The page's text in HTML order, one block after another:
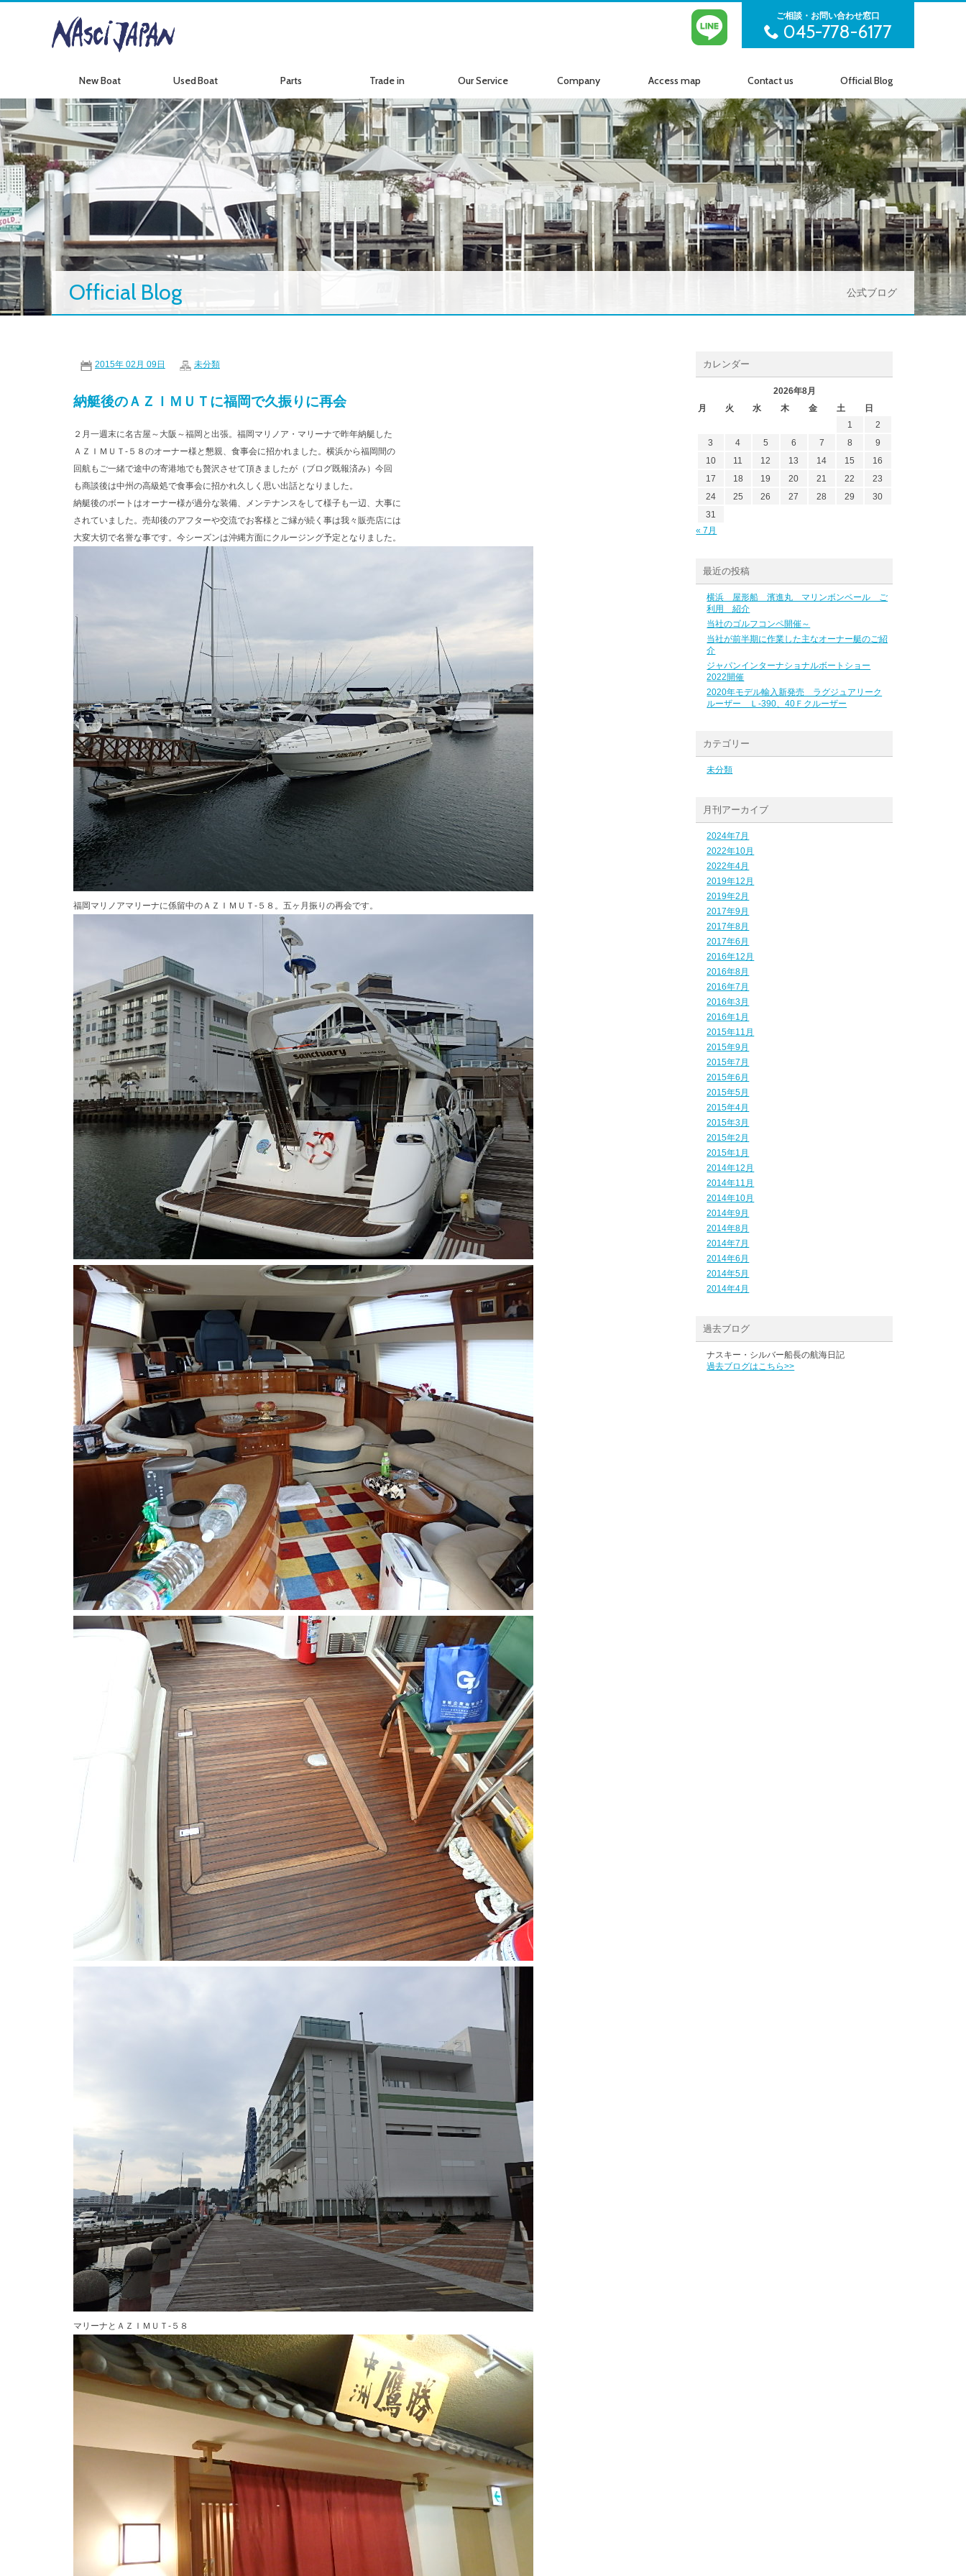
ご相談・お問い合わせ窓口
045-778-6177
New Boat
新艇情報
Used Boat
中古艇情報
Parts
パーツ情報
Trade in
ボートの買取
Our Service
サービス案内
Company
会社紹介
Access map
アクセス
Contact us
お問い合わせ
Official Blog
公式ブログ
Official Blog 公式ブログ
2015年 02月 09日 未分類
納艇後のＡＺＩＭＵＴに福岡で久振りに再会
２月一週末に名古屋～大阪～福岡と出張。福岡マリノア・マリーナで昨年納艇した
ＡＺＩＭＵＴ-５８のオーナー様と懇親、食事会に招かれました。横浜から福岡間の
回航もご一緒で途中の寄港地でも贅沢させて頂きましたが（ブログ既報済み）今回
も商談後は中州の高級処で食事会に招かれ久しく思い出話となりました。
納艇後のボートはオーナー様が過分な装備、メンテナンスをして様子も一辺、大事に
されていました。売却後のアフターや交流でお客様とご縁が続く事は我々販売店には
大変大切で名誉な事です。今シーズンは沖縄方面にクルージング予定となりました。
福岡マリノアマリーナに係留中のＡＺＩＭＵＴ-５８。五ヶ月振りの再会です。
マリーナとＡＺＩＭＵＴ-５８
カレンダー
2026年8月
月
火 水 木 金 土
日
1
2
3
4 5 6 7 8
9
10
11 12 13 14 15
16
17
18 19 20 21 22
23
24
25 26 27 28 29
30
31
« 7月
最近の投稿
横浜 屋形船 濱進丸 マリンボンベール ご
利用 紹介
当社のゴルフコンペ開催～
当社が前半期に作業した主なオーナー艇のご紹
介
ジャパンインターナショナルボートショー
2022開催
2020年モデル輸入新発売 ラグジュアリーク
ルーザー Ｌ-390、40Ｆクルーザー
カテゴリー
未分類
月刊アーカイブ
2024年7月
2022年10月
2022年4月
2019年12月
2019年2月
2017年9月
2017年8月
2017年6月
2016年12月
2016年8月
2016年7月
2016年3月
2016年1月
2015年11月
2015年9月
2015年7月
2015年6月
2015年5月
2015年4月
2015年3月
2015年2月
2015年1月
2014年12月
2014年11月
2014年10月
2014年9月
2014年8月
2014年7月
2014年6月
2014年5月
2014年4月
過去ブログ
ナスキー・シルバー船長の航海日記
過去ブログはこちら>>